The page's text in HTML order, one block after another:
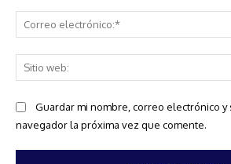
Guardar mi nombre, correo electrónico y
navegador la próxima vez que comente.